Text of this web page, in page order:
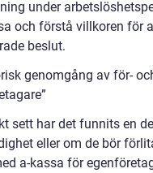
under
och förstå villkoren för
beslut.
genomgång av för-
sett har det funnits en
eller om de bör
a-kassa för